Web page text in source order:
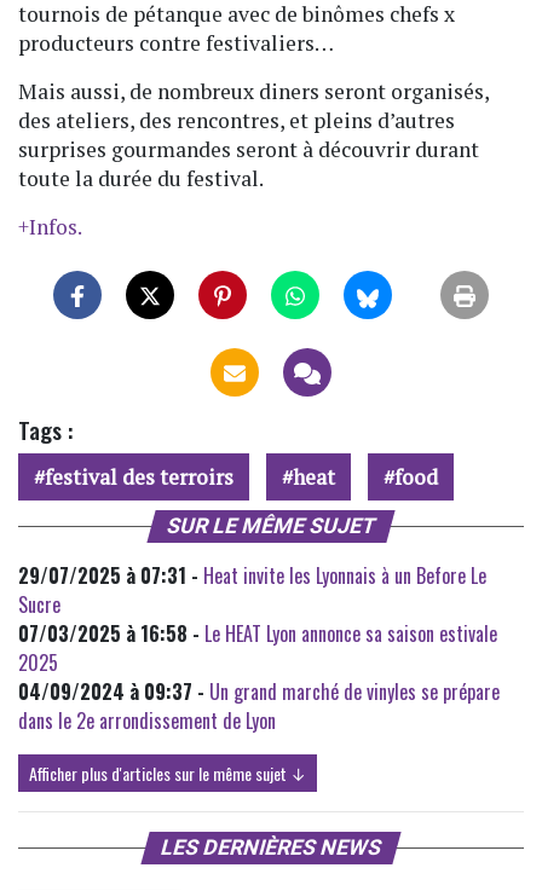
tournois de pétanque avec de binômes chefs x
producteurs contre festivaliers…
Mais aussi, de nombreux diners seront organisés,
des ateliers, des rencontres, et pleins d’autres
surprises gourmandes seront à découvrir durant
toute la durée du festival.
+Infos.
Tags :
festival des terroirs heat food
SUR LE MÊME SUJET
29/07/2025 à 07:31 - Heat invite les Lyonnais à un Before Le
Sucre
07/03/2025 à 16:58 - Le HEAT Lyon annonce sa saison estivale
2025
04/09/2024 à 09:37 - Un grand marché de vinyles se prépare
dans le 2e arrondissement de Lyon
Afficher plus d'articles sur le même sujet ↓
LES DERNIÈRES NEWS